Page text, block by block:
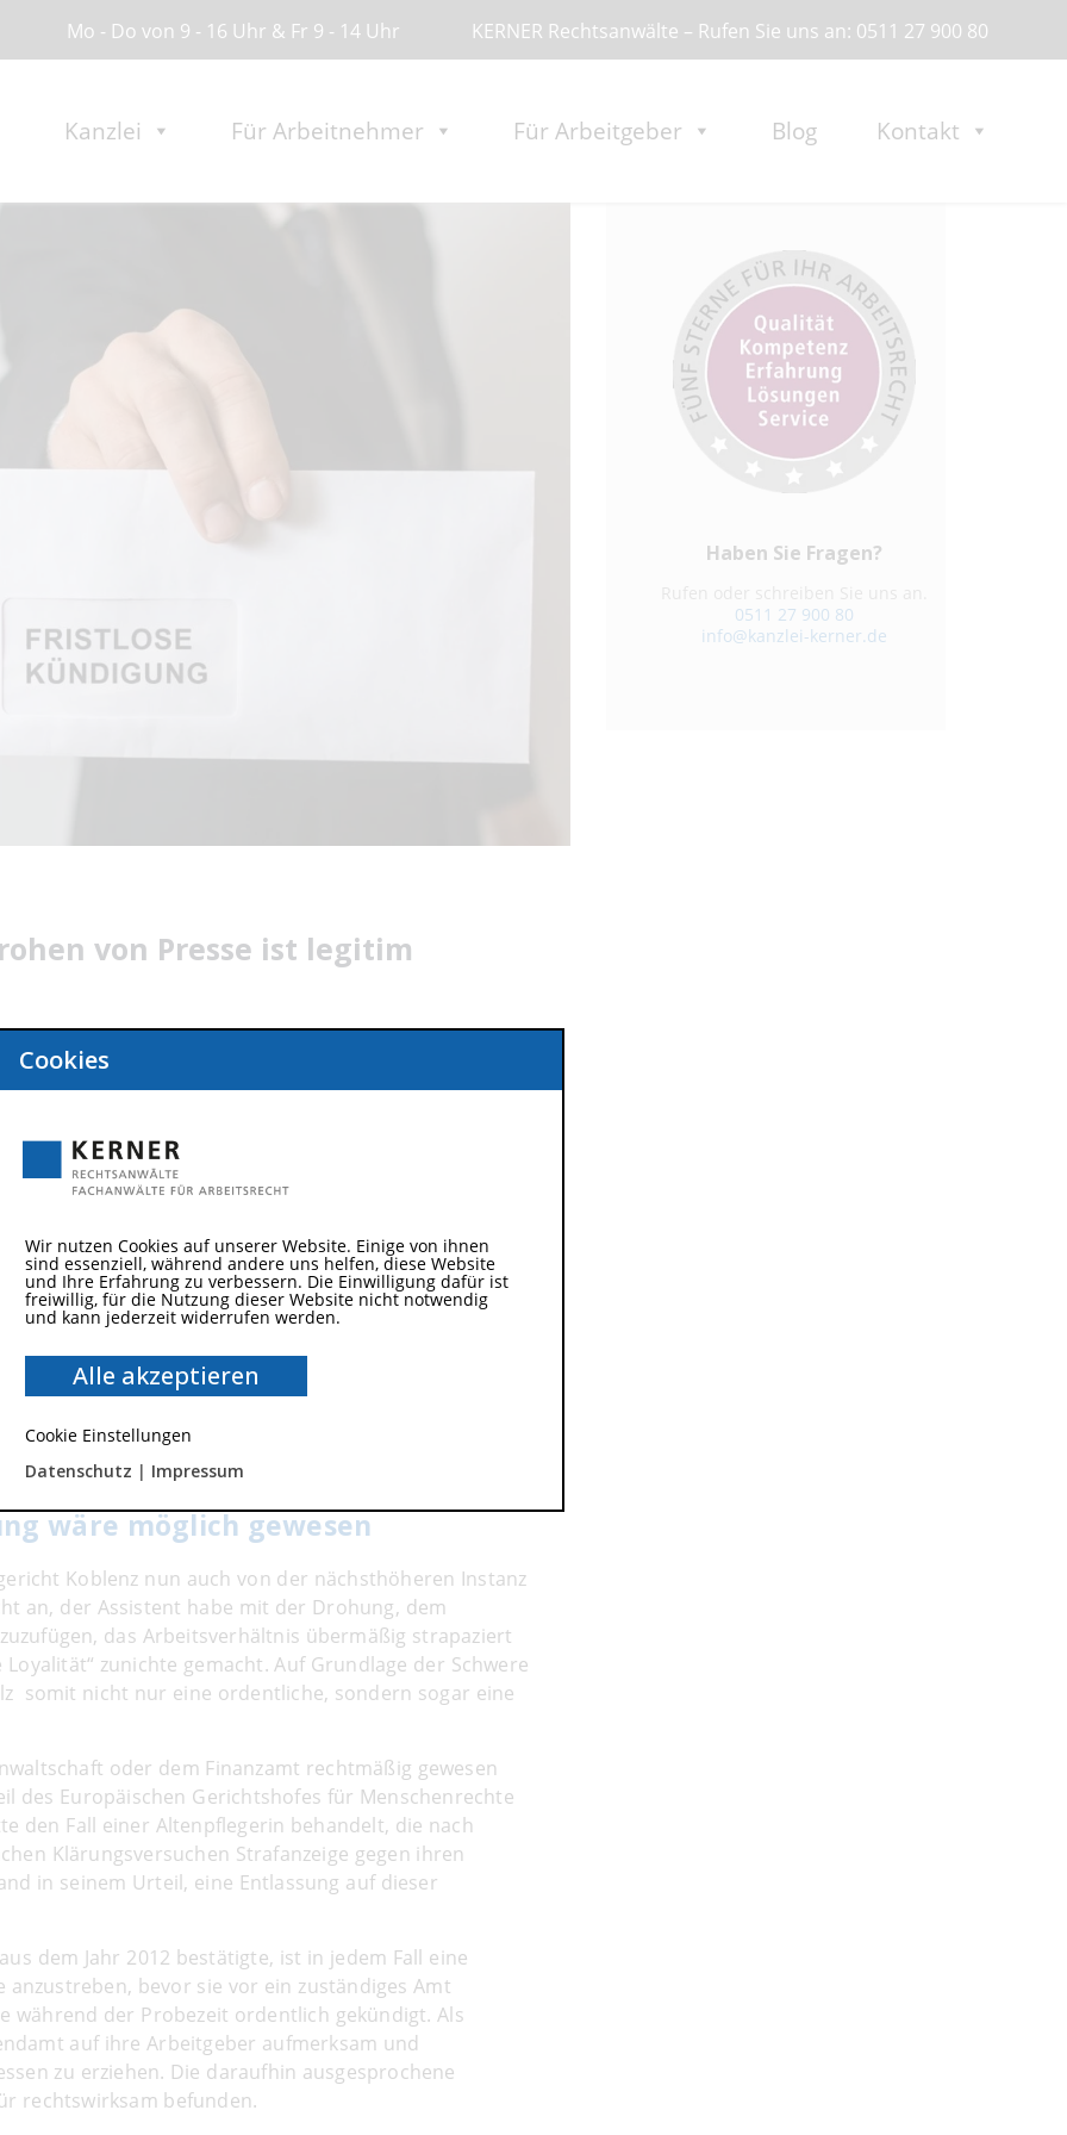
KERNER Rechtsanwälte – Rufen Sie uns an: 0511 27 900 80
Mo - Do von 9 - 16 Uhr & Fr 9 - 14 Uhr
Kanzlei Für Arbeitnehmer Für Arbeitgeber Blog Kontakt
von Presse ist legitim
Entlassung
Urteil befand das Landesarbeitsgericht
für rechtmäßig, die ein Kreisverband der
der Geschäftsführung gegenüber
an, durch den Geschäftsführer des
herausgefunden und nach Äußerung dieser
er werde im Falle einer Kündigung die
unterschiedliche öffentliche und/oder offizielle Stellen
Ministerpräsidentin von Rheinland-Pfalz, das
Politiker – und die Medien.
der Unternehmensvorstand, dass keine
und sprach dem damaligen Assistenten des
aus.
wäre möglich gewesen
Koblenz nun auch von der nächsthöheren Instanz
an, der Assistent habe mit der Drohung, dem
das Arbeitsverhältnis übermäßig strapaziert
zunichte gemacht. Auf Grundlage der Schwere
somit nicht nur eine ordentliche, sondern sogar eine
oder dem Finanzamt rechtmäßig gewesen
des Europäischen Gerichtshofes für Menschenrechte
den Fall einer Altenpflegerin behandelt, die nach
Klärungsversuchen Strafanzeige gegen ihren
in seinem Urteil, eine Entlassung auf dieser
dem Jahr 2012 bestätigte, ist in jedem Fall eine
bevor sie vor ein zuständiges Amt
während der Probezeit ordentlich gekündigt. Als
auf ihre Arbeitgeber aufmerksam und
zu erziehen. Die daraufhin ausgesprochene
rechtswirksam befunden.
Haben Sie Fragen?
0511 27 900 80
info@kanzlei-kerner.de
Cookies
Wir nutzen Cookies auf unserer Website. Einige von ihnen
sind essenziell, während andere uns helfen, diese Website
und Ihre Erfahrung zu verbessern. Die Einwilligung dafür ist
freiwillig, für die Nutzung dieser Website nicht notwendig
und kann jederzeit widerrufen werden.
Alle akzeptieren
Cookie Einstellungen
Datenschutz | Impressum